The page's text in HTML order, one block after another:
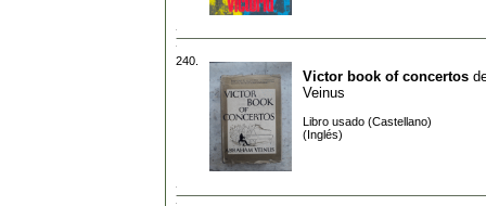
240.
Victor book of concertos
Veinus
Libro usado (Castellano)
(Inglés)